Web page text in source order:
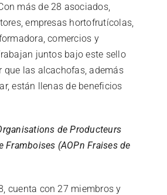
más de 28 asociados,
empresas hortofrutícolas,
comercios y
juntos bajo este sello
que las alcachofas, además
están llenas de beneficios
de Producteurs
Framboises (AOPn Fraises de
cuenta con 27 miembros y